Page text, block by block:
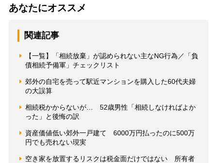
あなたにオススメ
関連記事
【一覧】「相続放棄」が認められない主なNG行為／「負
債相続予備軍」チェックリスト
郊外の自宅を売って駅近マンションを購入した60代夫婦
の大誤算
相続税かからないが… 52歳男性「相続しなければよか
った」と後悔の訳
資産価値低い郊外一戸建て 6000万円払ったのに500万
円でも売れない現実
空き家を放置するリスクは税金面だけではない 所有者